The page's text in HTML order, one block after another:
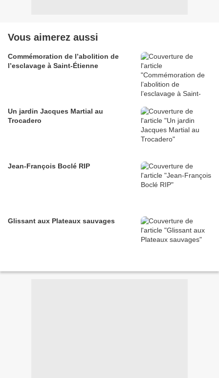
Vous aimerez aussi
Commémoration de l’abolition de
l’esclavage à Saint-Étienne
Un jardin Jacques Martial au
Trocadero
Jean-François Boclé RIP
Glissant aux Plateaux sauvages